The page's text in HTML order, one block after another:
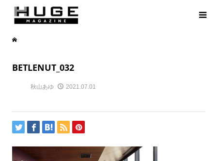
BETLENUT_032
秋山あゆ 2021.07.01